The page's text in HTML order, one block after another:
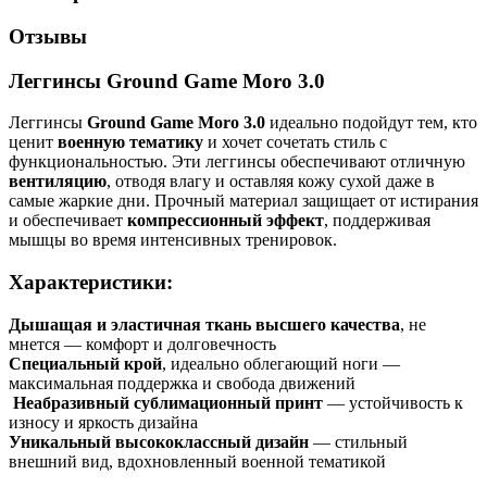
Отзывы
Леггинсы Ground Game Moro 3.0
Леггинсы Ground Game Moro 3.0 идеально подойдут тем, кто
ценит военную тематику и хочет сочетать стиль с
функциональностью. Эти леггинсы обеспечивают отличную
вентиляцию, отводя влагу и оставляя кожу сухой даже в
самые жаркие дни. Прочный материал защищает от истирания
и обеспечивает компрессионный эффект, поддерживая
мышцы во время интенсивных тренировок.
Характеристики:
Дышащая и эластичная ткань высшего качества, не
мнется — комфорт и долговечность
Специальный крой, идеально облегающий ноги —
максимальная поддержка и свобода движений
Неабразивный сублимационный принт — устойчивость к
износу и яркость дизайна
Уникальный высококлассный дизайн — стильный
внешний вид, вдохновленный военной тематикой